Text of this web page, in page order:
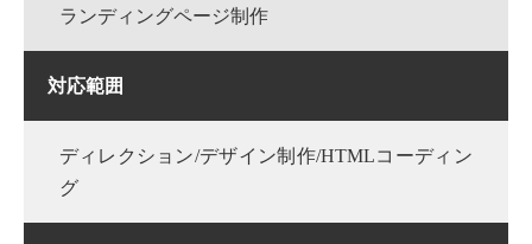
ランディングページ制作
対応範囲
ディレクション/デザイン制作/HTMLコーディン
グ